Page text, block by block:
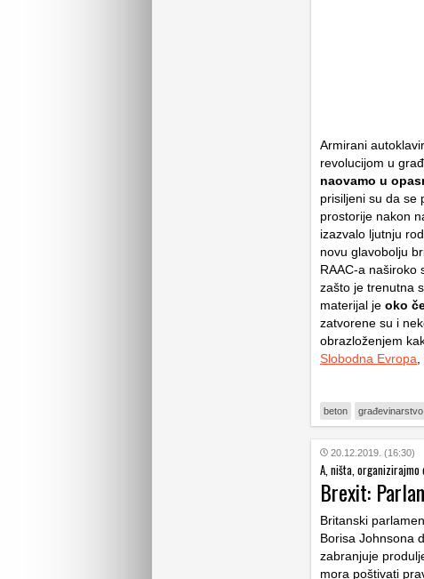
Armirani
revolucijom u
naovamo u
prisiljeni su da se
prostorije nakon
izazvalo ljutnju
novu glavobolju
RAAC-a naširoko
zašto je trenutna
materijal je oko
zatvorene su i
obrazloženjem
Slobodna Evropa
beton građevinarstvo
20.12.2019. (16:30)
A, ništa,
Brexit:
Britanski
Borisa Johnsona
zabranjuje
mora poštivati